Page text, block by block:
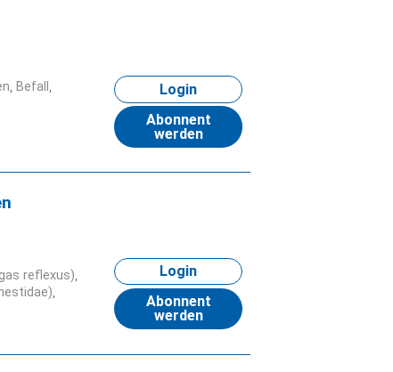
Befall
Login
Abonnent
werden
reflexus)
Login
Abonnent
werden